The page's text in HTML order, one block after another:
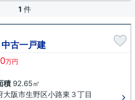
1 件
古一戸建
万円
積92.65㎡
大阪市生野区小路東３丁目